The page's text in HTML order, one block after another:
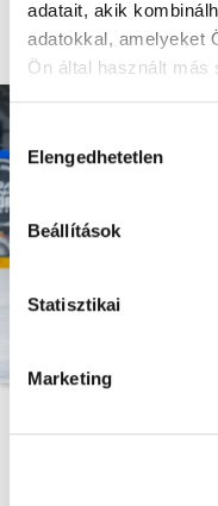
adatait, akik
adatokkal, amelyeket
Ön által használt más
Hozzájárulás
kiválasztása
Elengedhetetlen
Beállítások
Statisztikai
Marketing
A tapasztalt hátvéd
klubnál.
A Budapest
hátvéd 2015-ben